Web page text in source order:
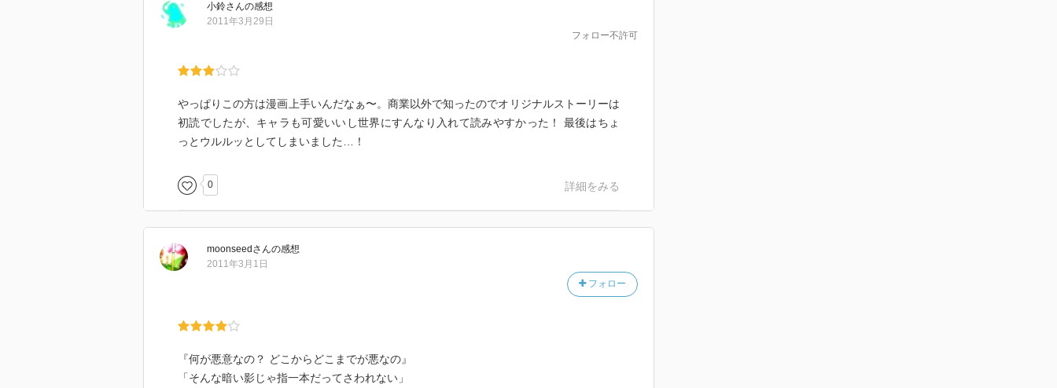
小鈴さんの感想
フォロー不許可
2011年3月29日
やっぱりこの方は漫画上手いんだなぁ〜。商業以外で知ったのでオリジナルストーリーは
初読でしたが、キャラも可愛いいし世界にすんなり入れて読みやすかった！ 最後はちょ
っとウルルッとしてしまいました…！
0 詳細をみる
moonseed さんの感想
フォロー
2011年3月1日
『何が悪意なの？ どこからどこまでが悪なの』
「そんな暗い影じゃ指一本だってさわれない」